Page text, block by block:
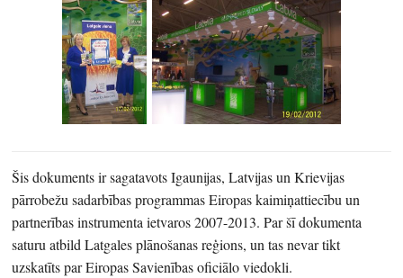
Šis dokuments ir sagatavots Igaunijas, Latvijas un Krievijas
pārrobežu sadarbības programmas Eiropas kaimiņattiecību un
partnerības instrumenta ietvaros 2007-2013. Par šī dokumenta
saturu atbild Latgales plānošanas reģions, un tas nevar tikt
uzskatīts par Eiropas Savienības oficiālo viedokli.